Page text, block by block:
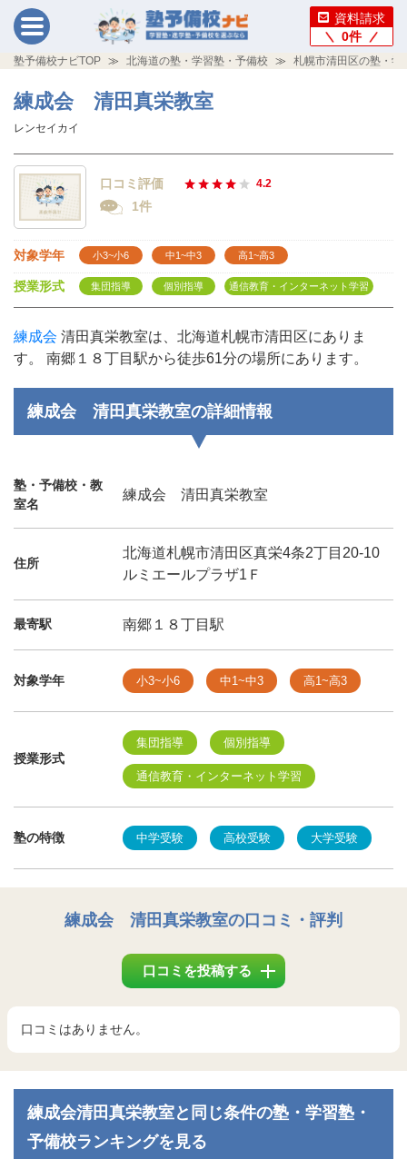
資料請求
0件
塾予備校ナビTOP 北海道の塾・学習塾・予備校 札幌市清田区の塾・学
練成会 清田真栄教室
レンセイカイ
口コミ評価 4.2
1件
対象学年 小3~小6 中1~中3 高1~高3
授業形式 集団指導 個別指導 通信教育・インターネット学習
練成会 清田真栄教室は、北海道札幌市清田区にありま
す。 南郷１８丁目駅から徒歩61分の場所にあります。
練成会 清田真栄教室の詳細情報
塾・予備校・教
室名
練成会 清田真栄教室
住所
北海道札幌市清田区真栄4条2丁目20-10
ルミエールプラザ1Ｆ
最寄駅 南郷１８丁目駅
対象学年 小3~小6 中1~中3 高1~高3
授業形式
集団指導 個別指導
通信教育・インターネット学習
塾の特徴 中学受験 高校受験 大学受験
練成会 清田真栄教室の口コミ・評判
口コミを投稿する
口コミはありません。
練成会清田真栄教室と同じ条件の塾・学習塾・
予備校ランキングを見る